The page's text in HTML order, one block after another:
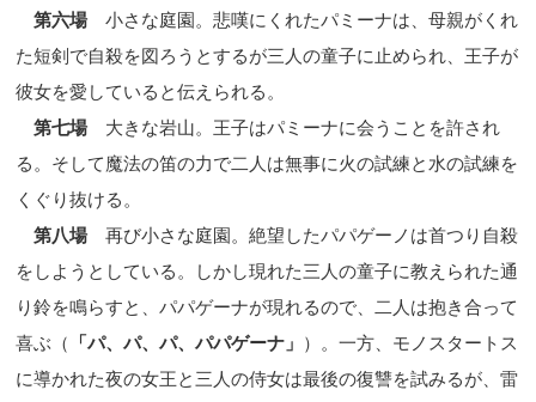
第六場小さな庭園。悲嘆にくれたパミーナは、母親がくれ
た短剣で自殺を図ろうとするが三人の童子に止められ、王子が
彼女を愛していると伝えられる。
第七場大きな岩山。王子はパミーナに会うことを許され
る。そして魔法の笛の力で二人は無事に火の試練と水の試練を
くぐり抜ける。
第八場再び小さな庭園。絶望したパパゲーノは首つり自殺
をしようとしている。しかし現れた三人の童子に教えられた通
り鈴を鳴らすと、パパゲーナが現れるので、二人は抱き合って
喜ぶ（
「パ、パ、パ、パパゲーナ」 ）。一方、モノスタートス
に導かれた夜の女王と三人の侍女は最後の復讐を試みるが、雷